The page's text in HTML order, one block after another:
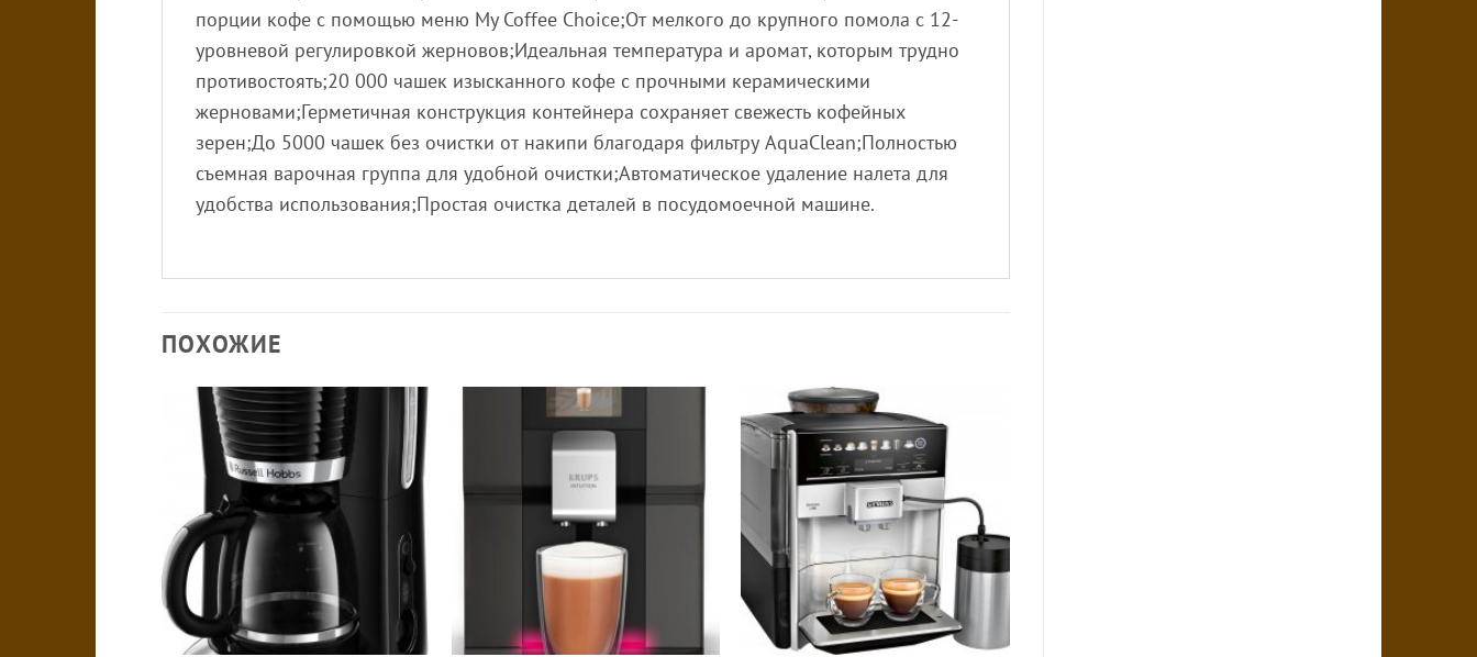
порции кофе с помощью меню My Coffee Choice;От мелкого до крупного помола с 12-
уровневой регулировкой жерновов;Идеальная температура и аромат, которым трудно
противостоять;20 000 чашек изысканного кофе с прочными керамическими
жерновами;Герметичная конструкция контейнера сохраняет свежесть кофейных
зерен;До 5000 чашек без очистки от накипи благодаря фильтру AquaClean;Полностью
съемная варочная группа для удобной очистки;Автоматическое удаление налета для
удобства использования;Простая очистка деталей в посудомоечной машине.
ПОХОЖИЕ